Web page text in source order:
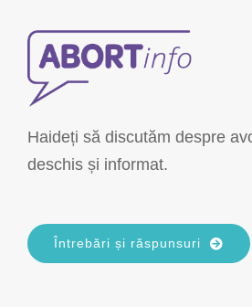
Haideți să discutăm despre
deschis și informat.
Întrebări și răspunsuri